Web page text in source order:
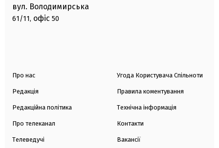
вул. Володимирська
61/11, офіс 50
Про нас
Редакція
Редакційна політика
Про телеканал
Телеведучі
Угода Користувача Спільноти
Правила коментування
Технічна інформація
Контакти
Вакансії